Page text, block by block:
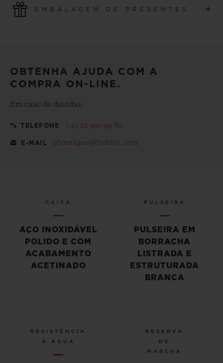
compras on-line são rápidas e seguras, garantindo a
EMBALAGEM DE PRESENTES +
OBTENHA AJUDA COM A
COMPRA ON-LINE.
Em caso de dúvidas:
TELEFONE +41 22 990 99 80
E-MAIL eboutique@hublot.com
CAIXA
AÇO INOXIDÁVEL
POLIDO E COM
ACABAMENTO
ACETINADO
PULSEIRA
PULSEIRA EM
BORRACHA
LISTRADA E
ESTRUTURADA
BRANCA
RESISTÊNCIA
À ÁGUA
RESERVA
DE
MARCHA